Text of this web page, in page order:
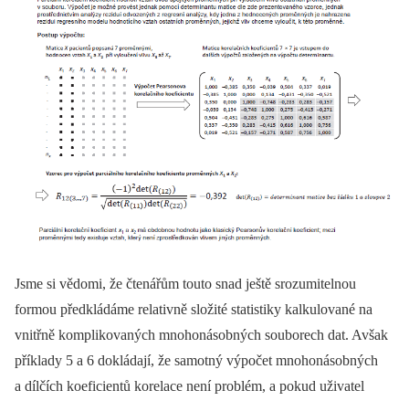
Jsme si vědomi, že čtenářům touto snad ještě srozumitelnou
formou předkládáme relativně složité statistiky kalkulované na
vnitřně komplikovaných mnohonásobných souborech dat. Avšak
příklady 5 a 6 dokládají, že samotný výpočet mnohonásobných
a dílčích koeficientů korelace není problém, a pokud uživatel